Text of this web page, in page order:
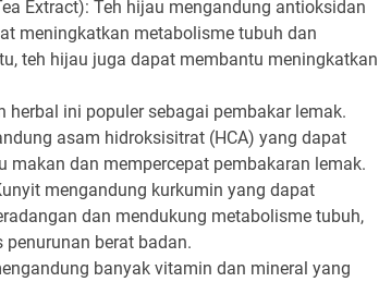
Extract): Teh hijau mengandung antioksidan
meningkatkan metabolisme tubuh dan
teh hijau juga dapat membantu meningkatkan
herbal ini populer sebagai pembakar lemak.
asam hidroksisitrat (HCA) yang dapat
makan dan mempercepat pembakaran lemak.
mengandung kurkumin yang dapat
dan mendukung metabolisme tubuh,
berat badan.
banyak vitamin dan mineral yang